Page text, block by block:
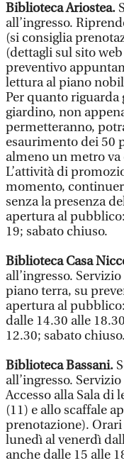
Biblioteca Ariostea.
all’ingresso.
(si consiglia
(dettagli sul sito
preventivo
lettura al piano
Per quanto riguarda
giardino, non
permetteranno,
esaurimento dei 50
almeno un metro
L’attività di
momento,
senza la presenza
apertura al
19; sabato chiuso.
Biblioteca Casa
all’ingresso.
piano terra, su
apertura al
dalle 14.30 alle
12.30; sabato chiuso.
Biblioteca Bassani.
all’ingresso.
Accesso alla Sala
(11) e allo scaffale
prenotazione).
lunedì al venerdì
anche dalle 15 alle